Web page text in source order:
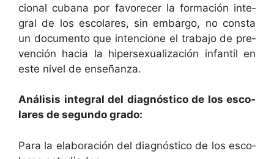
cional cubana por favore­cer la for­ma­ción inte­
gral de los esco­lares, sin embar­go, no con­s­ta
un doc­u­men­to que inten­cione el tra­ba­jo de pre­
ven­ción hacia la hiper­sex­u­al­ización infan­til en
este niv­el de enseñanza.
Análi­sis inte­gral del diag­nós­ti­co de los esco­
lares de segun­do grado:
Para la elab­o­ración del diag­nós­ti­co de los esco­